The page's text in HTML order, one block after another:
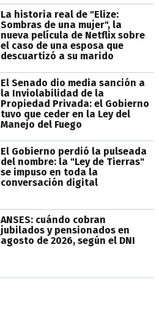
La historia real de "Elize:
Sombras de una mujer", la
nueva película de Netflix sobre
el caso de una esposa que
descuartizó a su marido
El Senado dio media sanción a
la Inviolabilidad de la
Propiedad Privada: el Gobierno
tuvo que ceder en la Ley del
Manejo del Fuego
El Gobierno perdió la pulseada
del nombre: la "Ley de Tierras"
se impuso en toda la
conversación digital
ANSES: cuándo cobran
jubilados y pensionados en
agosto de 2026, según el DNI